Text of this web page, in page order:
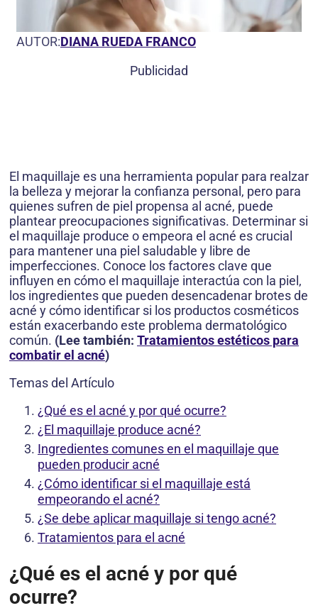
AUTOR:DIANA RUEDA FRANCO
Publicidad
El maquillaje es una herramienta popular para realzar
la belleza y mejorar la confianza personal, pero para
quienes sufren de piel propensa al acné, puede
plantear preocupaciones significativas. Determinar si
el maquillaje produce o empeora el acné es crucial
para mantener una piel saludable y libre de
imperfecciones. Conoce los factores clave que
influyen en cómo el maquillaje interactúa con la piel,
los ingredientes que pueden desencadenar brotes de
acné y cómo identificar si los productos cosméticos
están exacerbando este problema dermatológico
común. (Lee también: Tratamientos estéticos para
combatir el acné)
Temas del Artículo
¿Qué es el acné y por qué ocurre?
¿El maquillaje produce acné?
Ingredientes comunes en el maquillaje que
pueden producir acné
¿Cómo identificar si el maquillaje está
empeorando el acné?
¿Se debe aplicar maquillaje si tengo acné?
Tratamientos para el acné
¿Qué es el acné y por qué
ocurre?